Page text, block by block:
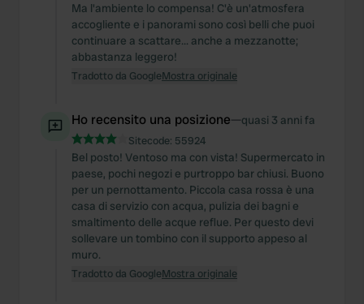
Ma l'ambiente lo compensa! C'è un'atmosfera
accogliente e i panorami sono così belli che puoi
continuare a scattare... anche a mezzanotte;
abbastanza leggero!
Tradotto da GoogleMostra originale
Ho recensito una posizione—quasi 3 anni fa
Sitecode: 55924
Bel posto! Ventoso ma con vista! Supermercato in
paese, pochi negozi e purtroppo bar chiusi. Buono
per un pernottamento. Piccola casa rossa è una
casa di servizio con acqua, pulizia dei bagni e
smaltimento delle acque reflue. Per questo devi
sollevare un tombino con il supporto appeso al
muro.
Tradotto da GoogleMostra originale